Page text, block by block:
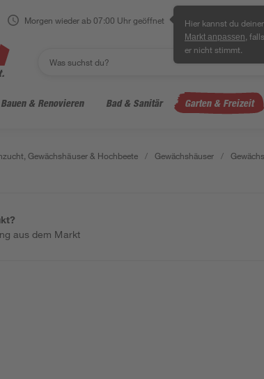
Morgen wieder ab 07:00 Uhr geöffnet Hier kannst du
Markt anpassen , falls
er nicht stimmt.
Bauen & Renovieren Bad & Sanitär Garten & Freizeit
Gewächshäuser & Hochbeete / Gewächshäuser /
aus dem Markt